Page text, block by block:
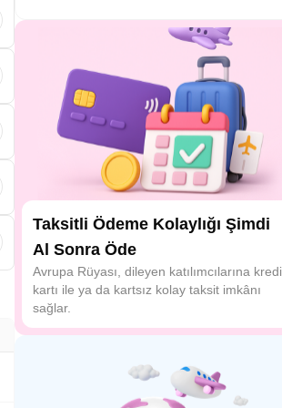
Taksitli Ödeme Kolaylığı Şimdi
Al Sonra Öde
Avrupa Rüyası, dileyen katılımcılarına kredi
kartı ile ya da kartsız kolay taksit imkânı
sağlar.